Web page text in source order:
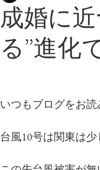
成婚に
る”進化
いつもブログをお
台風10号は関東は